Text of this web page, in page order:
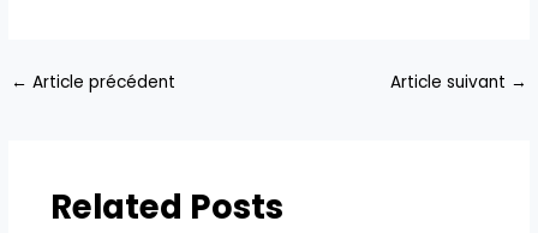
← Article précédent Article suivant →
Related Posts